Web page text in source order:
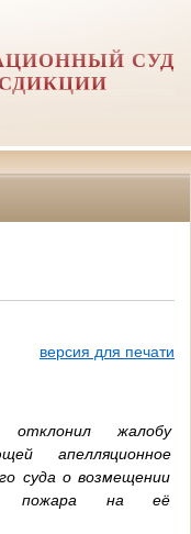
СУД
версия для печати
отклонил жалобу
апелляционное
суда о возмещении
пожара на её